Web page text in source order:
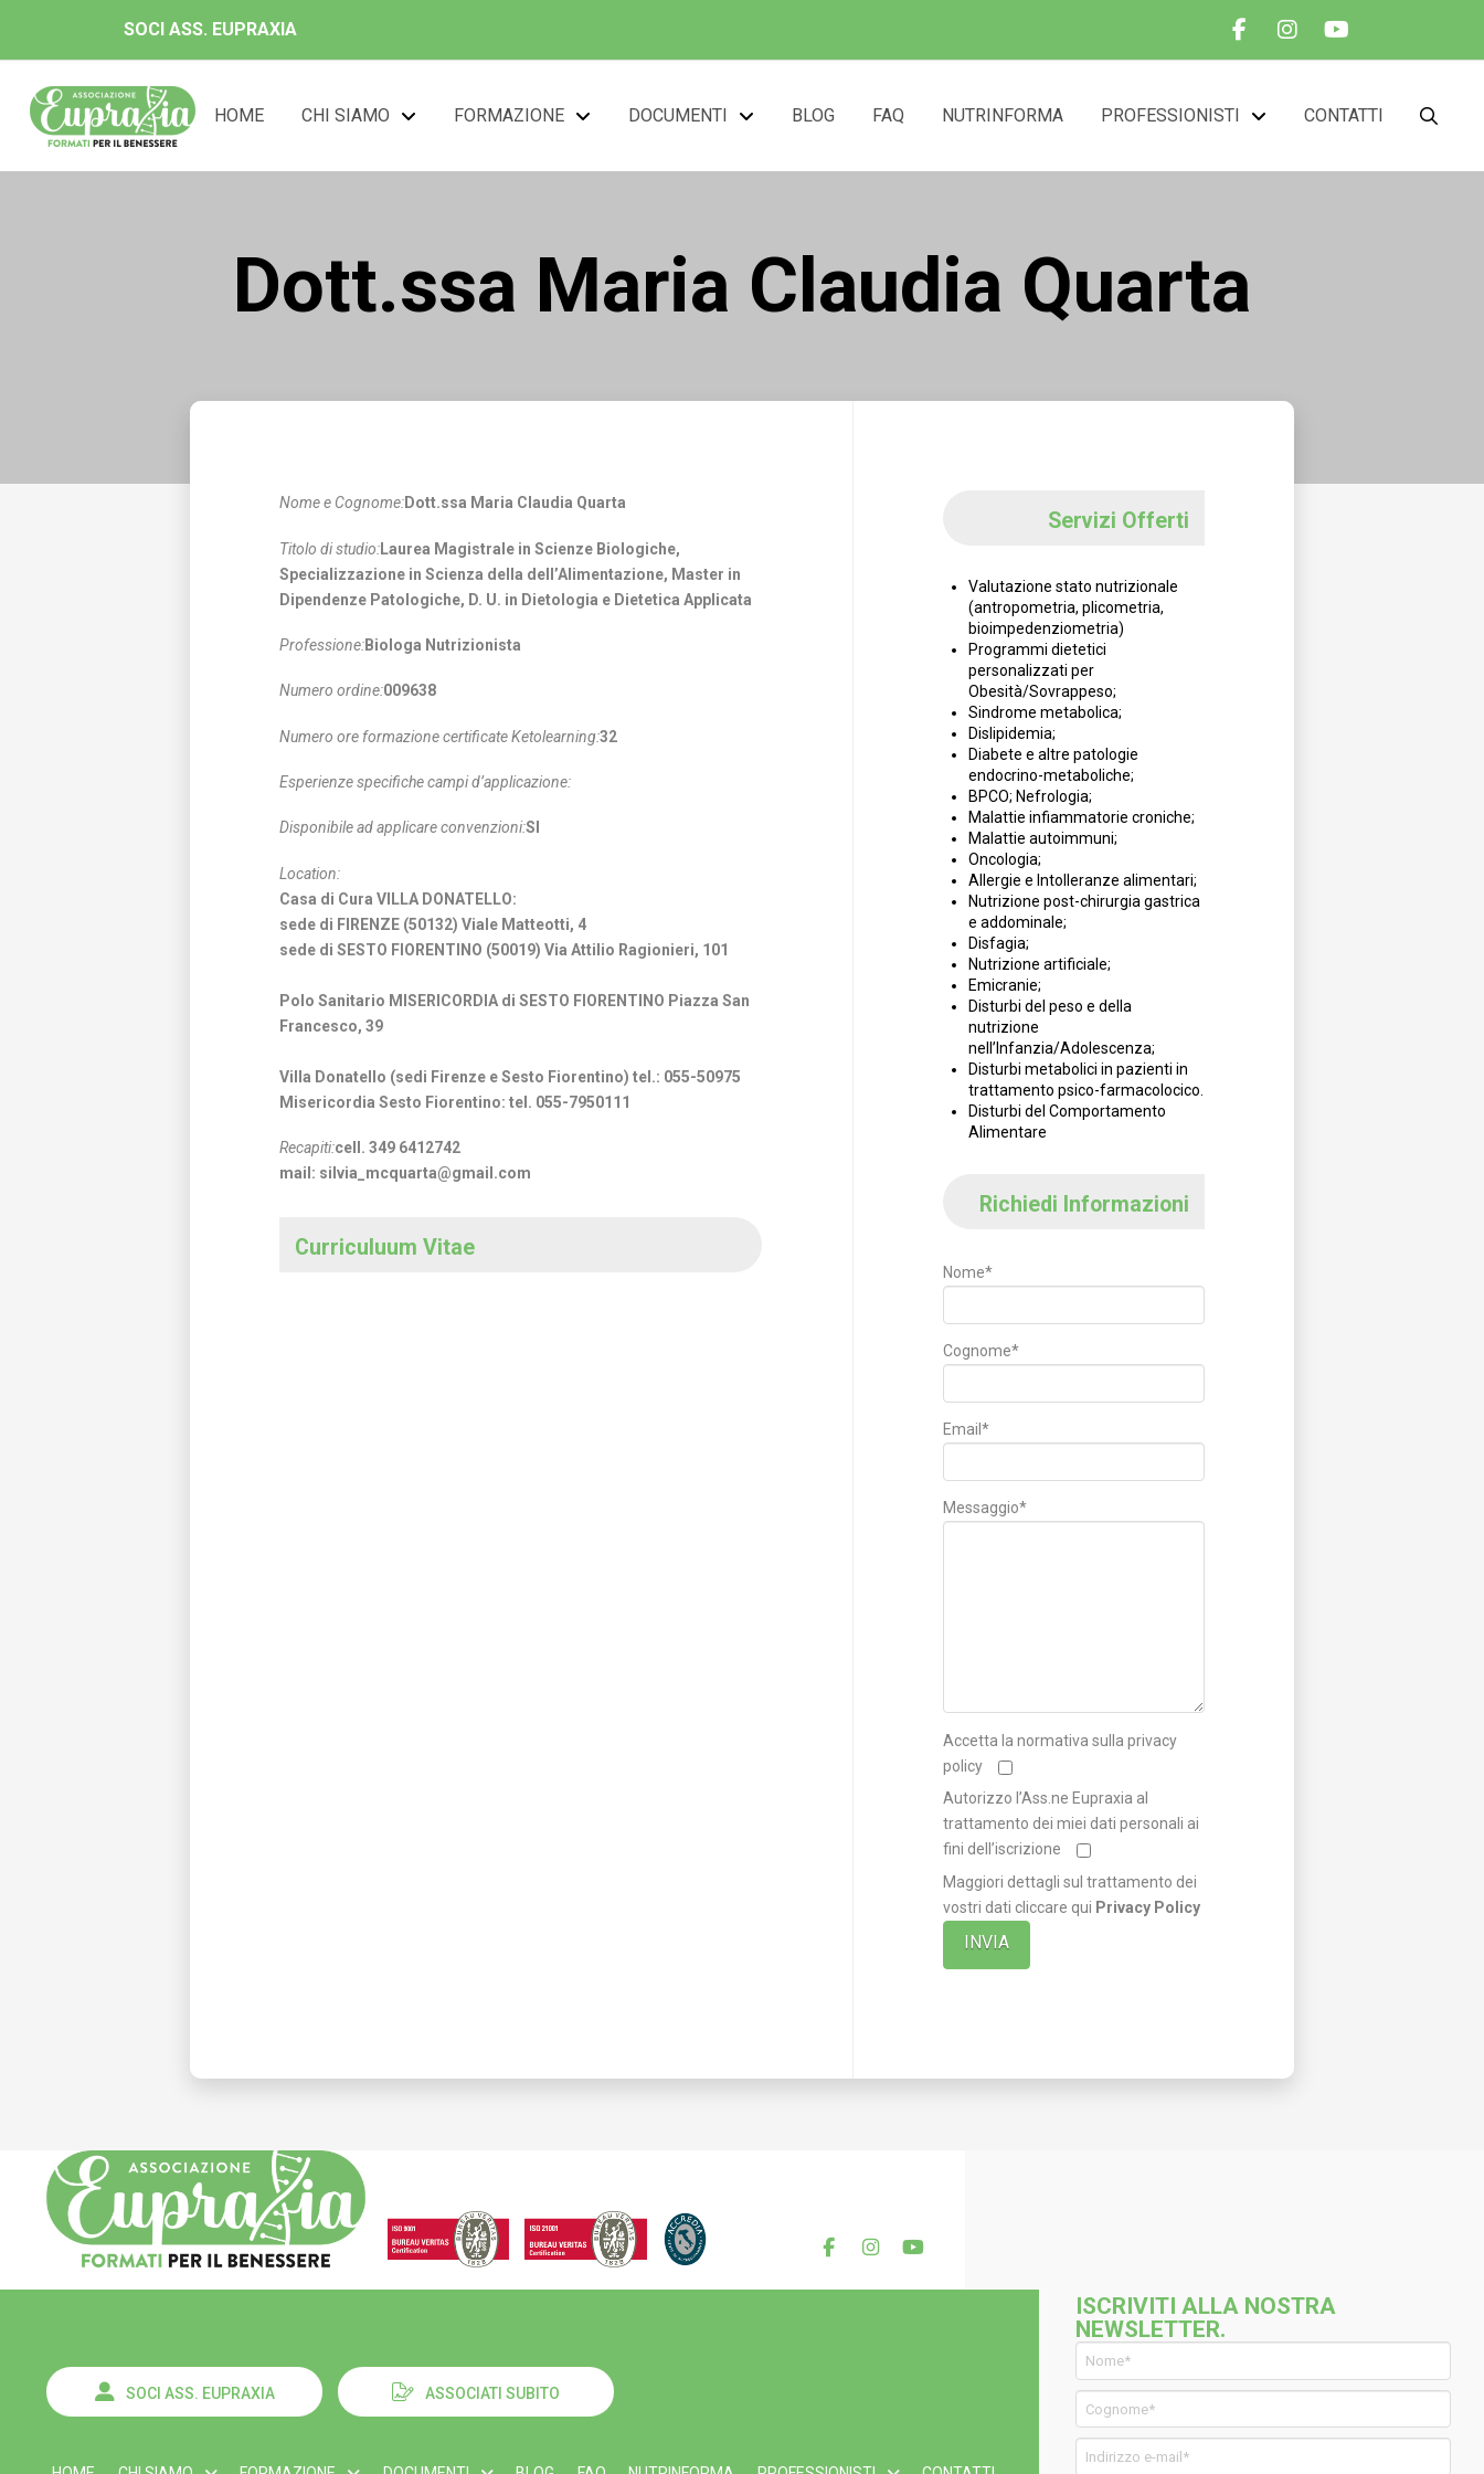
SOCI ASS. EUPRAXIA
HOME CHI SIAMO FORMAZIONE DOCUMENTI BLOG FAQ NUTRINFORMA PROFESSIONISTI CONTATTI
Dott.ssa Maria Claudia Quarta
Nome e Cognome:Dott.ssa Maria Claudia Quarta
Titolo di studio:Laurea Magistrale in Scienze Biologiche,
Specializzazione in Scienza della dell’Alimentazione, Master in
Dipendenze Patologiche, D. U. in Dietologia e Dietetica Applicata
Professione:Biologa Nutrizionista
Numero ordine:009638
Numero ore formazione certificate Ketolearning:32
Esperienze specifiche campi d’applicazione:
Disponibile ad applicare convenzioni:SI
Location:
Casa di Cura VILLA DONATELLO:
sede di FIRENZE (50132) Viale Matteotti, 4
sede di SESTO FIORENTINO (50019) Via Attilio Ragionieri, 101
Polo Sanitario MISERICORDIA di SESTO FIORENTINO Piazza San
Francesco, 39
Villa Donatello (sedi Firenze e Sesto Fiorentino) tel.: 055-50975
Misericordia Sesto Fiorentino: tel. 055-7950111
Recapiti:cell. 349 6412742
mail: silvia_mcquarta@gmail.com
Curriculuum Vitae
Servizi Offerti
Valutazione stato nutrizionale
(antropometria, plicometria,
bioimpedenziometria)
Programmi dietetici
personalizzati per
Obesità/Sovrappeso;
Sindrome metabolica;
Dislipidemia;
Diabete e altre patologie
endocrino-metaboliche;
BPCO; Nefrologia;
Malattie infiammatorie croniche;
Malattie autoimmuni;
Oncologia;
Allergie e Intolleranze alimentari;
Nutrizione post-chirurgia gastrica
e addominale;
Disfagia;
Nutrizione artificiale;
Emicranie;
Disturbi del peso e della
nutrizione
nell’Infanzia/Adolescenza;
Disturbi metabolici in pazienti in
trattamento psico-farmacolocico.
Disturbi del Comportamento
Alimentare
Richiedi Informazioni
Nome*
Cognome*
Email*
Messaggio*
Accetta la normativa sulla privacy
policy
Autorizzo l’Ass.ne Eupraxia al
trattamento dei miei dati personali ai
fini dell’iscrizione
Maggiori dettagli sul trattamento dei
vostri dati cliccare qui Privacy Policy
SOCI ASS. EUPRAXIA ASSOCIATI SUBITO
ISCRIVITI ALLA NOSTRA
NEWSLETTER.